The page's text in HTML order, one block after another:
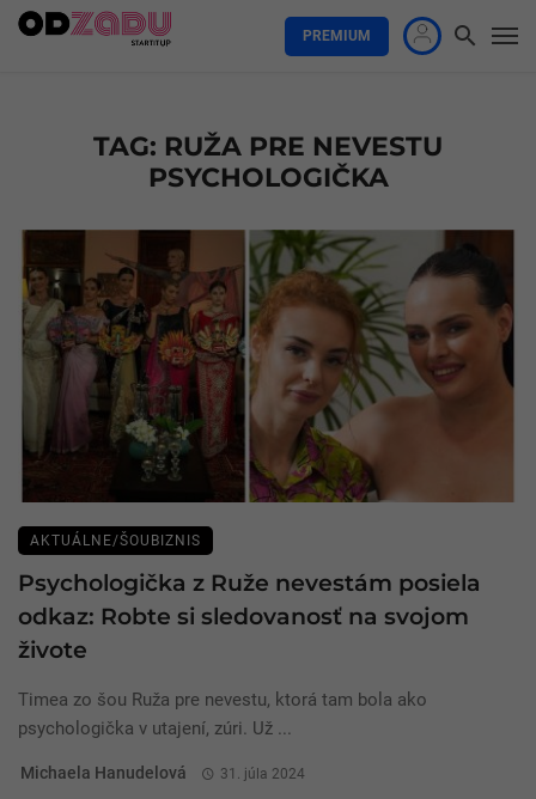
PREMIUM
TAG: RUŽA PRE NEVESTU
PSYCHOLOGIČKA
AKTUÁLNE/ŠOUBIZNIS
Psychologička z Ruže nevestám posiela
odkaz: Robte si sledovanosť na svojom
živote
Timea zo šou Ruža pre nevestu, ktorá tam bola ako
psychologička v utajení, zúri. Už ...
Michaela Hanudelová 31. júla 2024